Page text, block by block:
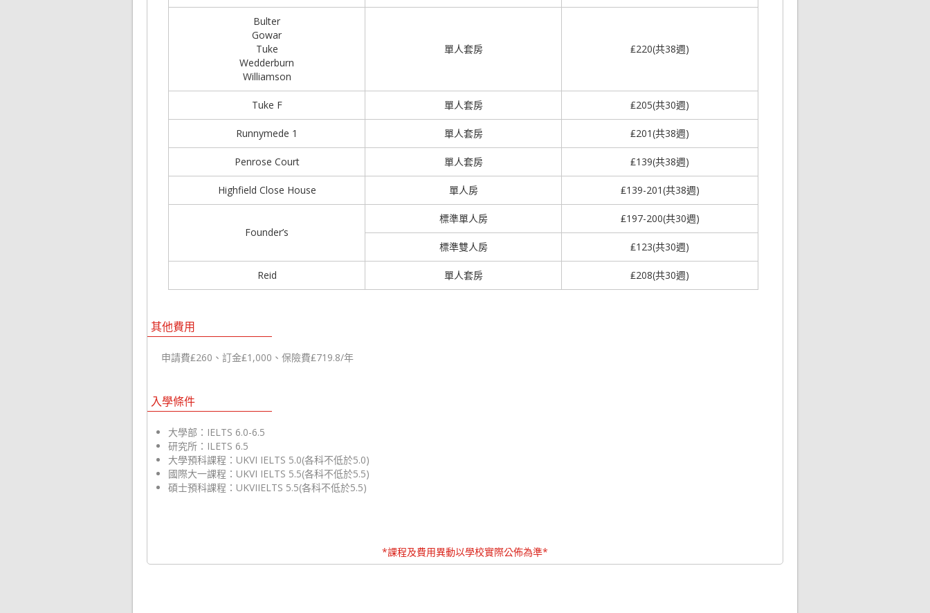
Bulter
Gowar
Tuke
Wedderburn
Williamson
單人套房 ₤220(共38週)
Tuke F 單人套房 ₤205(共30週)
Runnymede 1 單人套房 ₤201(共38週)
Penrose Court 單人套房 ₤139(共38週)
Highfield Close House 單人房 ₤139-201(共38週)
Founder’s
標準單人房 ₤197-200(共30週)
標準雙人房 ₤123(共30週)
Reid 單人套房 ₤208(共30週)
其他費用
申請費₤260、訂金₤1,000、保險費₤719.8/年
入學條件
大學部：IELTS 6.0-6.5
研究所：ILETS 6.5
大學預科課程：UKVI IELTS 5.0(各科不低於5.0)
國際大一課程：UKVI IELTS 5.5(各科不低於5.5)
碩士預科課程：UKVIIELTS 5.5(各科不低於5.5)
*課程及費用異動以學校實際公佈為準*